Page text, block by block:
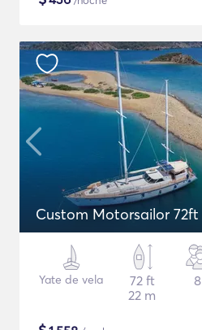
Custom Motorsailor 72ft
Yate de vela
72 ft
22 m
8